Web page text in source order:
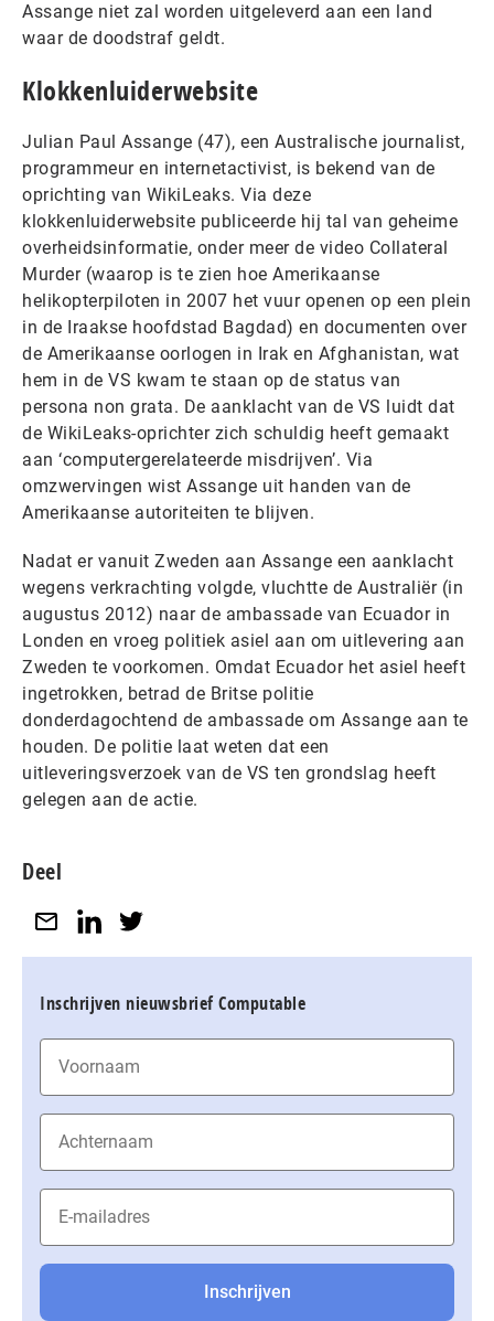
Assange niet zal worden uitgeleverd aan een land
waar de doodstraf geldt.
Klokkenluiderwebsite
Julian Paul Assange (47), een Australische journalist,
programmeur en internetactivist, is bekend van de
oprichting van WikiLeaks. Via deze
klokkenluiderwebsite publiceerde hij tal van geheime
overheidsinformatie, onder meer de video Collateral
Murder (waarop is te zien hoe Amerikaanse
helikopterpiloten in 2007 het vuur openen op een plein
in de Iraakse hoofdstad Bagdad) en documenten over
de Amerikaanse oorlogen in Irak en Afghanistan, wat
hem in de VS kwam te staan op de status van
persona non grata. De aanklacht van de VS luidt dat
de WikiLeaks-oprichter zich schuldig heeft gemaakt
aan ‘computergerelateerde misdrijven’. Via
omzwervingen wist Assange uit handen van de
Amerikaanse autoriteiten te blijven.
Nadat er vanuit Zweden aan Assange een aanklacht
wegens verkrachting volgde, vluchtte de Australiër (in
augustus 2012) naar de ambassade van Ecuador in
Londen en vroeg politiek asiel aan om uitlevering aan
Zweden te voorkomen. Omdat Ecuador het asiel heeft
ingetrokken, betrad de Britse politie
donderdagochtend de ambassade om Assange aan te
houden. De politie laat weten dat een
uitleveringsverzoek van de VS ten grondslag heeft
gelegen aan de actie.
Deel
Inschrijven nieuwsbrief Computable